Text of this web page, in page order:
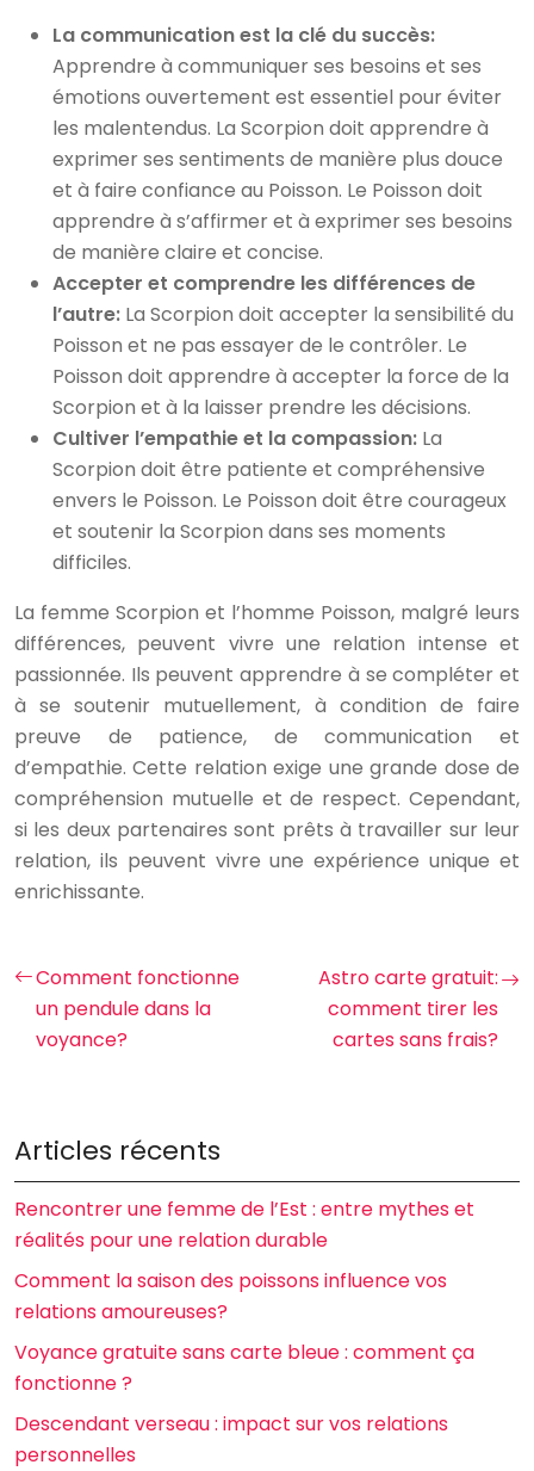
La communication est la clé du succès:
Apprendre à communiquer ses besoins et ses
émotions ouvertement est essentiel pour éviter
les malentendus. La Scorpion doit apprendre à
exprimer ses sentiments de manière plus douce
et à faire confiance au Poisson. Le Poisson doit
apprendre à s’affirmer et à exprimer ses besoins
de manière claire et concise.
Accepter et comprendre les différences de
l’autre: La Scorpion doit accepter la sensibilité du
Poisson et ne pas essayer de le contrôler. Le
Poisson doit apprendre à accepter la force de la
Scorpion et à la laisser prendre les décisions.
Cultiver l’empathie et la compassion: La
Scorpion doit être patiente et compréhensive
envers le Poisson. Le Poisson doit être courageux
et soutenir la Scorpion dans ses moments
difficiles.
La femme Scorpion et l’homme Poisson, malgré leurs
différences, peuvent vivre une relation intense et
passionnée. Ils peuvent apprendre à se compléter et
à se soutenir mutuellement, à condition de faire
preuve de patience, de communication et
d’empathie. Cette relation exige une grande dose de
compréhension mutuelle et de respect. Cependant,
si les deux partenaires sont prêts à travailler sur leur
relation, ils peuvent vivre une expérience unique et
enrichissante.
Comment fonctionne
un pendule dans la
voyance?
Astro carte gratuit:
comment tirer les
cartes sans frais?
Articles récents
Rencontrer une femme de l’Est : entre mythes et
réalités pour une relation durable
Comment la saison des poissons influence vos
relations amoureuses?
Voyance gratuite sans carte bleue : comment ça
fonctionne ?
Descendant verseau : impact sur vos relations
personnelles